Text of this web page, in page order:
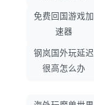
免费回国游戏加
速器
钢岚国外玩延迟
很高怎么办